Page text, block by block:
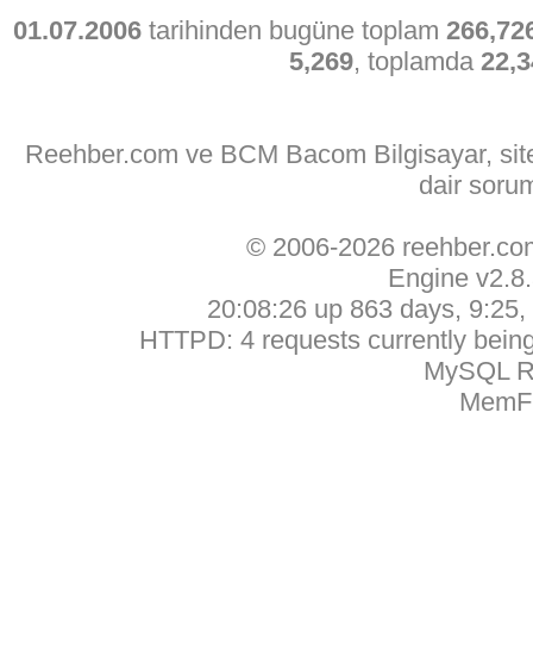
01.07.2006 tarihinden bugüne toplam
5,269, toplamda
Reehber.com ve BCM Bacom Bilgisayar,
dair
© 2006-2026
Engine
20:08:26 up 863 days,
HTTPD: 4 requests currently
MySQL